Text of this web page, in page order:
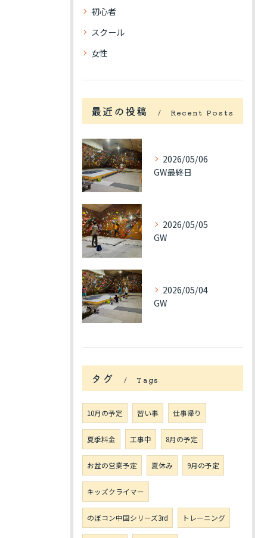
初心者
スクール
女性
最近の投稿 Recent Posts
2026/05/06
GW最終日
2026/05/05
GW
2026/05/04
GW
タグ Tags
10月の予定 習い事 仕事帰り
夏季料金 工事中 8月の予定
お盆の営業予定 夏休み 9月の予定
キッズクライマー
のぼコン中国シリーズ3rd トレーニング